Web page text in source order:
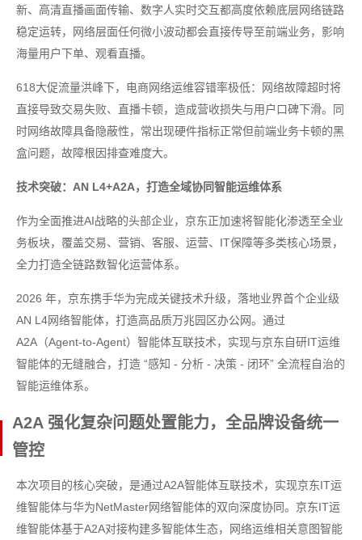
新、高清直播画面传输、数字人实时交互都高度依赖底层网络链路
稳定运转，网络层面任何微小波动都会直接传导至前端业务，影响
海量用户下单、观看直播。
618大促流量洪峰下，电商网络运维容错率极低：网络故障超时将
直接导致交易失败、直播卡顿，造成营收损失与用户口碑下滑。同
时网络故障具备隐蔽性，常出现硬件指标正常但前端业务卡顿的黑
盒问题，故障根因排查难度大。
技术突破：AN L4+A2A，打造全域协同智能运维体系
作为全面推进AI战略的头部企业，京东正加速将智能化渗透至全业
务板块，覆盖交易、营销、客服、运营、IT保障等多类核心场景，
全力打造全链路数智化运营体系。
2026 年，京东携手华为完成关键技术升级，落地业界首个企业级
AN L4网络智能体，打造高品质万兆园区办公网。通过
A2A（Agent-to-Agent）智能体互联技术，实现与京东自研IT运维
智能体的无缝融合，打造 “感知 - 分析 - 决策 - 闭环” 全流程自治的
智能运维体系。
A2A 强化复杂问题处置能力，全品牌设备统一
管控
本次项目的核心突破，是通过A2A智能体互联技术，实现京东IT运
维智能体与华为NetMaster网络智能体的双向深度协同。京东IT运
维智能体基于A2A对接构建多智能体生态，网络运维相关意图智能